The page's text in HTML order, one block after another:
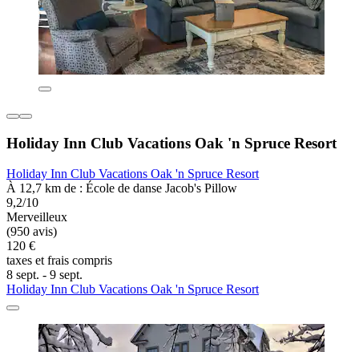
Holiday Inn Club Vacations Oak 'n Spruce Resort
Holiday Inn Club Vacations Oak 'n Spruce Resort
À 12,7 km de : École de danse Jacob's Pillow
9,2/10
Merveilleux
(950 avis)
120 €
taxes et frais compris
8 sept. - 9 sept.
Holiday Inn Club Vacations Oak 'n Spruce Resort